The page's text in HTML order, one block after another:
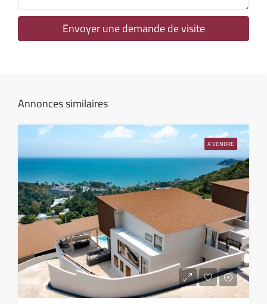
10
Août
12
jeu
13
Août
ven
14
Août
Envoyer une demande de visite
Annonces similaires
A VENDRE